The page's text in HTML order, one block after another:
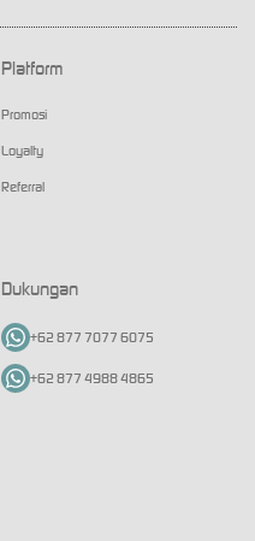
Platform
Promosi
Loyalty
Referral
Dukungan
+62 877 7077 6075
+62 877 4988 4865